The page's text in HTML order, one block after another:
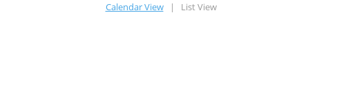
Calendar View| List View